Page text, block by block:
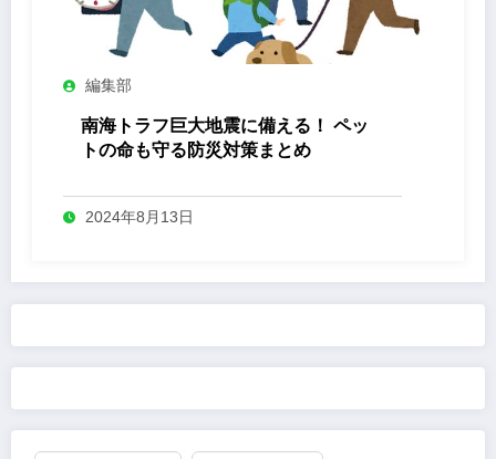
編集部
南海トラフ巨大地震に備える！ ペッ
トの命も守る防災対策まとめ
2024年8月13日